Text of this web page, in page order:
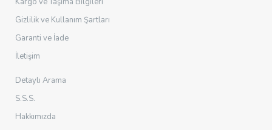
Gizlilik ve Kullanım Şartları
Garanti ve İade
İletişim
Detaylı Arama
S.S.S.
Hakkımızda